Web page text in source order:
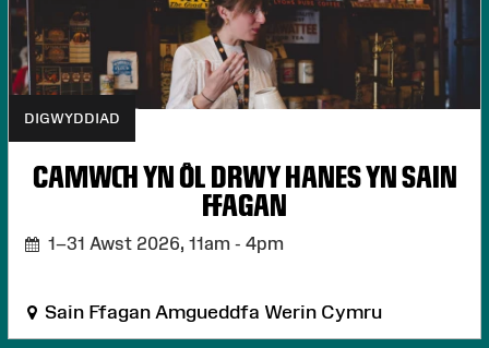
DIGWYDDIAD
CAMWCH YN ÔL DRWY HANES YN SAIN
FFAGAN
1–31 Awst 2026, 11am - 4pm
Sain Ffagan Amgueddfa Werin Cymru